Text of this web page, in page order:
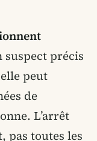
suspect précis
peut
de
L’arrêt
pas toutes les